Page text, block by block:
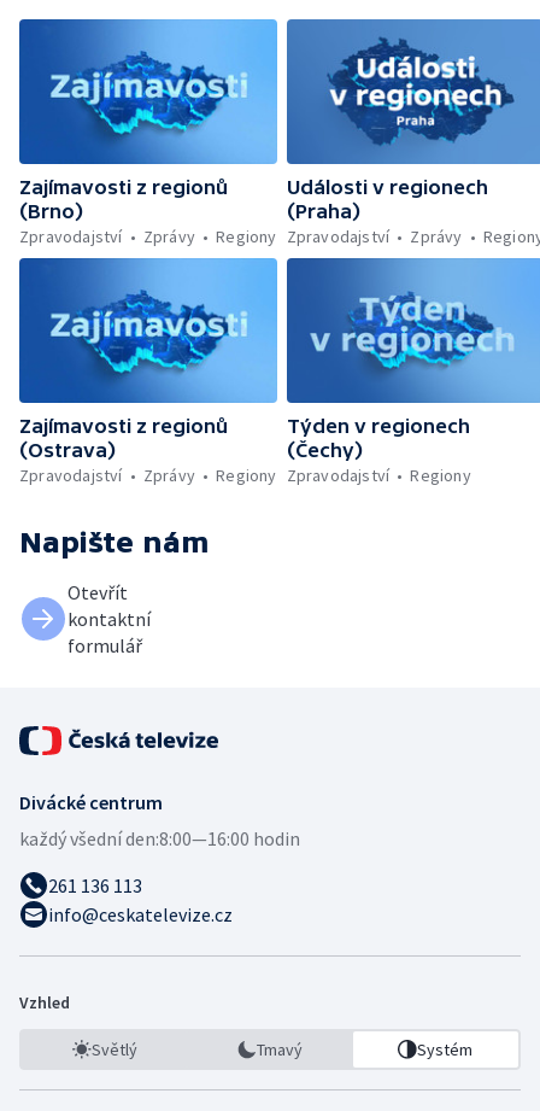
Zajímavosti z regionů
(Brno)
Zpravodajství
Zprávy Regiony
Události v regionech
(Praha)
Zpravodajství
Zprávy
Zajímavosti z regionů
(Ostrava)
Zpravodajství
Zprávy Regiony
Týden v regionech
(Čechy)
Zpravodajství
Regiony
Napište nám
Otevřít
kontaktní
formulář
Divácké centrum
každý všední den:8:00—16:00 hodin
261 136 113
info@ceskatelevize.cz
Vzhled
Světlý Tmavý Systém